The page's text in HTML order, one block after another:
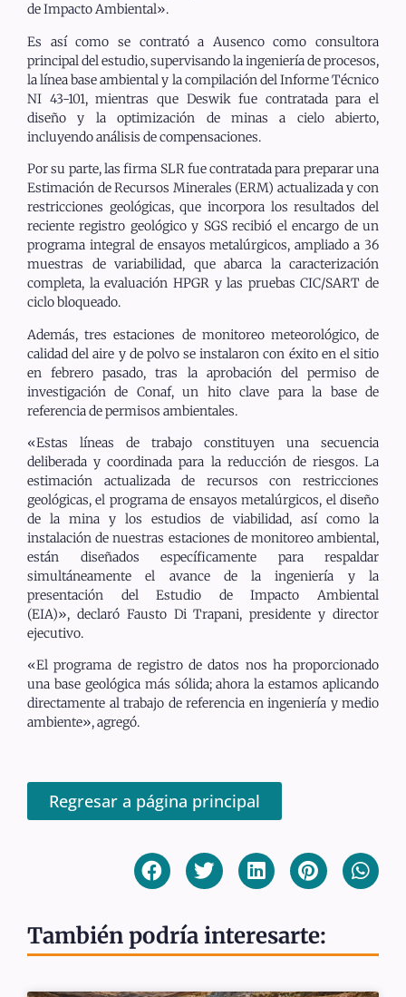
de Impacto Ambiental».
Es así como se contrató a Ausencocomo consultora
principal del estudio, supervisando la ingeniería de procesos,
la línea base ambiental y la compilación del Informe Técnico
NI 43-101, mientras que Deswikfue contratada para el
diseño y la optimización de minas a cielo abierto,
incluyendo análisis de compensaciones.
Por su parte, las firma SLRfue contratada para preparar una
Estimación de Recursos Minerales (ERM) actualizada y con
restricciones geológicas, que incorpora los resultados del
reciente registro geológico y SGSrecibió el encargo de un
programa integral de ensayos metalúrgicos, ampliado a 36
muestras de variabilidad, que abarca la caracterización
completa, la evaluación HPGR y las pruebas CIC/SART de
ciclo bloqueado.
Además, tresestaciones de monitoreo meteorológico, de
calidad del aire y de polvose instalaron con éxito en el sitio
en febrero pasado, tras la aprobación del permiso de
investigación de Conaf, un hito clave para la base de
referencia de permisos ambientales.
«Estas líneas de trabajo constituyen una secuencia
deliberada y coordinada para la reducción de riesgos. La
estimación actualizada de recursos con restricciones
geológicas, el programa de ensayos metalúrgicos, el diseño
de la mina y los estudios de viabilidad, así como la
instalación de nuestras estaciones de monitoreo ambiental,
están diseñados específicamente para respaldar
simultáneamente el avance de la ingeniería y la
presentación del Estudio de Impacto Ambiental
(EIA)», declaró Fausto Di Trapani, presidente y director
ejecutivo.
«El programa de registro de datos nos ha proporcionado
una base geológica más sólida; ahora la estamos aplicando
directamente al trabajo de referencia en ingeniería y medio
ambiente», agregó.
Regresar a página principal
También podría interesarte: